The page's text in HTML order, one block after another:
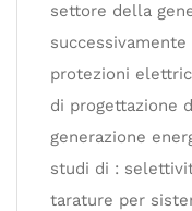
settore della
protezioni
di progettazione
generazione
studi di :
tarature per